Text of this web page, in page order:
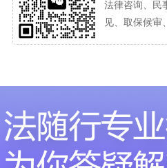
法律咨询、民
见、取保候审